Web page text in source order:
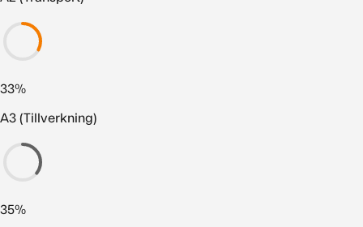
33%
A3 (Tillverkning)
35%